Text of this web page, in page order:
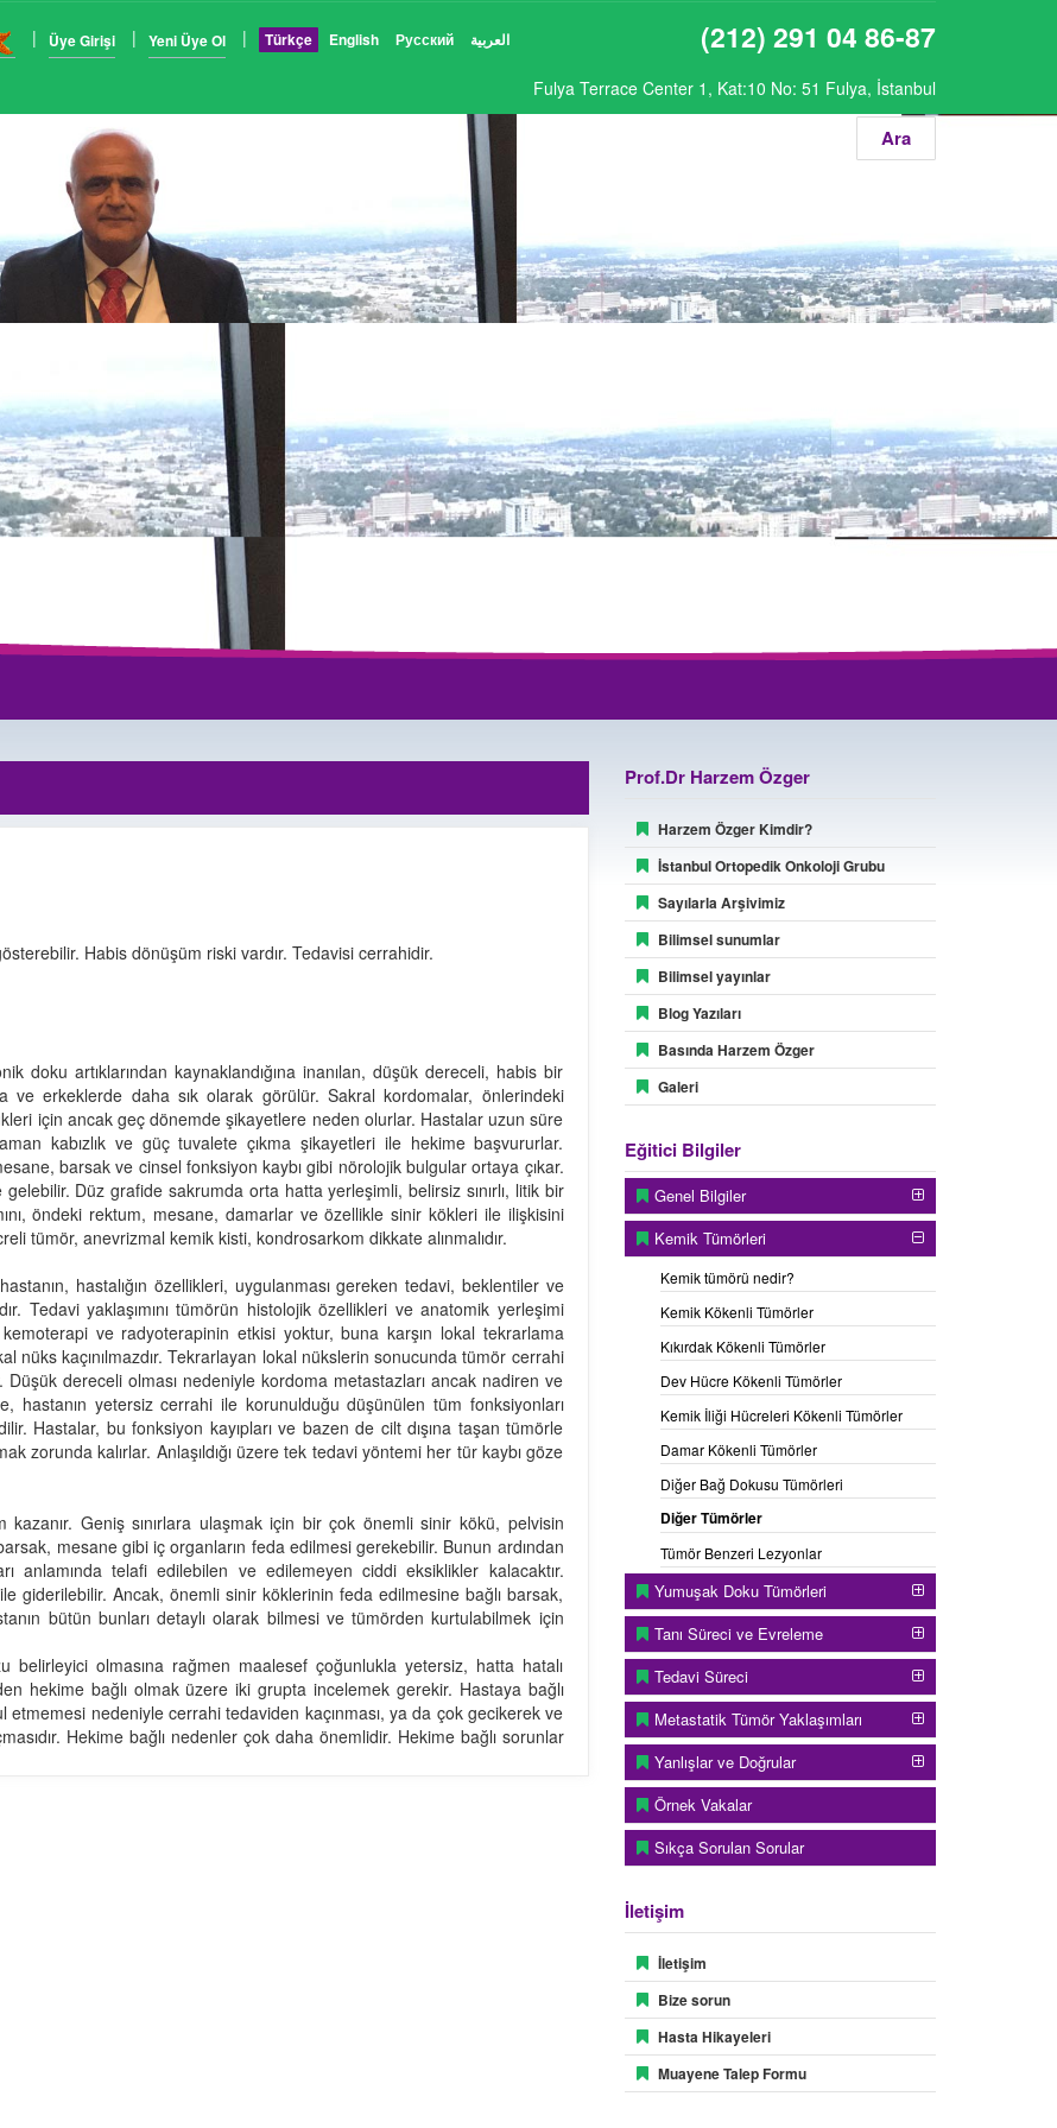
Üye Girişi Yeni Üye Ol العربية Русский
English
Türkçe (212) 291 04 86-87
Fulya Terrace Center 1, Kat:10 No: 51 Fulya, İstanbul
Ara
Habis dönüşüm riski vardır. Tedavisi cerrahidir.
doku artıklarından kaynaklandığına inanılan, düşük dereceli, habis bir
ve erkeklerde daha sık olarak görülür. Sakral kordomalar, önlerindeki
için ancak geç dönemde şikayetlere neden olurlar. Hastalar uzun süre
kabızlık ve güç tuvalete çıkma şikayetleri ile hekime başvururlar.
barsak ve cinsel fonksiyon kaybı gibi nörolojik bulgular ortaya çıkar.
Düz grafide sakrumda orta hatta yerleşimli, belirsiz sınırlı, litik bir
öndeki rektum, mesane, damarlar ve özellikle sinir kökleri ile ilişkisini
tümör, anevrizmal kemik kisti, kondrosarkom dikkate alınmalıdır.
hastalığın özellikleri, uygulanması gereken tedavi, beklentiler ve
Tedavi yaklaşımını tümörün histolojik özellikleri ve anatomik yerleşimi
ve radyoterapinin etkisi yoktur, buna karşın lokal tekrarlama
nüks kaçınılmazdır. Tekrarlayan lokal nükslerin sonucunda tümör cerrahi
Düşük dereceli olması nedeniyle kordoma metastazları ancak nadiren ve
hastanın yetersiz cerrahi ile korunulduğu düşünülen tüm fonksiyonları
Hastalar, bu fonksiyon kayıpları ve bazen de cilt dışına taşan tümörle
zorunda kalırlar. Anlaşıldığı üzere tek tedavi yöntemi her tür kaybı göze
Geniş sınırlara ulaşmak için bir çok önemli sinir kökü, pelvisin
mesane gibi iç organların feda edilmesi gerekebilir. Bunun ardından
anlamında telafi edilebilen ve edilemeyen ciddi eksiklikler kalacaktır.
giderilebilir. Ancak, önemli sinir köklerinin feda edilmesine bağlı barsak,
bütün bunları detaylı olarak bilmesi ve tümörden kurtulabilmek için
belirleyici olmasına rağmen maalesef çoğunlukla yetersiz, hatta hatalı
hekime bağlı olmak üzere iki grupta incelemek gerekir. Hastaya bağlı
etmemesi nedeniyle cerrahi tedaviden kaçınması, ya da çok gecikerek ve
Hekime bağlı nedenler çok daha önemlidir. Hekime bağlı sorunlar
Prof.Dr Harzem Özger
Harzem Özger Kimdir?
İstanbul Ortopedik Onkoloji Grubu
Sayılarla Arşivimiz
Bilimsel sunumlar
Bilimsel yayınlar
Blog Yazıları
Basında Harzem Özger
Galeri
Eğitici Bilgiler
Genel Bilgiler
Kemik Tümörleri
Kemik tümörü nedir?
Kemik Kökenli Tümörler
Kıkırdak Kökenli Tümörler
Dev Hücre Kökenli Tümörler
Kemik İliği Hücreleri Kökenli Tümörler
Damar Kökenli Tümörler
Diğer Bağ Dokusu Tümörleri
Diğer Tümörler
Tümör Benzeri Lezyonlar
Yumuşak Doku Tümörleri
Tanı Süreci ve Evreleme
Tedavi Süreci
Metastatik Tümör Yaklaşımları
Yanlışlar ve Doğrular
Örnek Vakalar
Sıkça Sorulan Sorular
İletişim
İletişim
Bize sorun
Hasta Hikayeleri
Muayene Talep Formu